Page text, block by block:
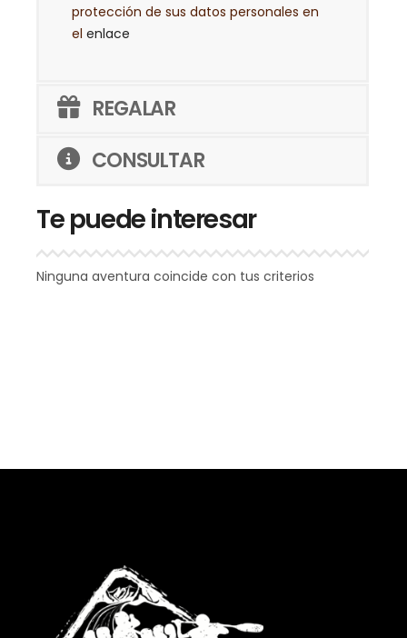
protección de sus datos personales en
el enlace
REGALAR
CONSULTAR
Te puede interesar
Ninguna aventura coincide con tus criterios